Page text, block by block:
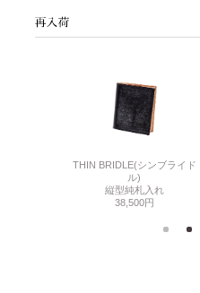
THIN BRIDLE(シンブライド
ル)
縦型純札入れ
38,500円